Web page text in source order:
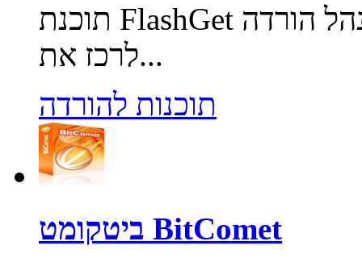
תוכנת FlashGet משמשת כמנהל הורדה. FlashGet מאפשרת
לרכז את...
תוכנות להורדה
ביטקומט BitComet